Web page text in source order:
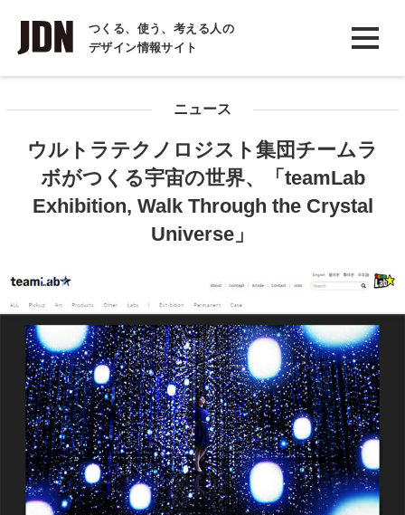
つくる、使う、考える人の
デザイン情報サイト
INTERVIEW
インタビュー
COLUMN
コラム
ニュース
ウルトラテクノロジスト集団チームラ
ボがつくる宇宙の世界、「teamLab
Exhibition, Walk Through the Crystal
Universe」